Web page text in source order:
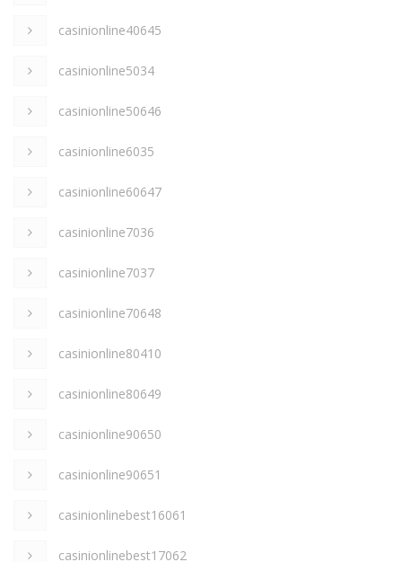
casinionline40645
casinionline5034
casinionline50646
casinionline6035
casinionline60647
casinionline7036
casinionline7037
casinionline70648
casinionline80410
casinionline80649
casinionline90650
casinionline90651
casinionlinebest16061
casinionlinebest17062